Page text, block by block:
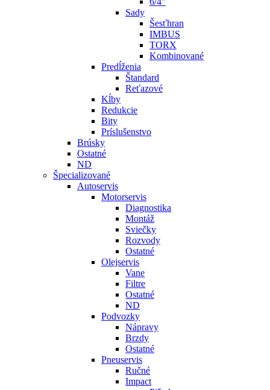
Sady
Šesťhran
IMBUS
TORX
Kombinované
Predĺženia
Štandard
Reťazové
Kĺby
Redukcie
Bity
Príslušenstvo
Brúsky
Ostatné
ND
Špecializované
Autoservis
Motorservis
Diagnostika
Montáž
Sviečky
Rozvody
Ostatné
Olejservis
Vane
Filtre
Ostatné
ND
Podvozky
Nápravy
Brzdy
Ostatné
Pneuservis
Ručné
Impact